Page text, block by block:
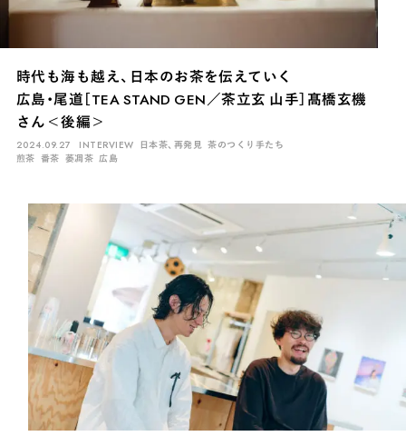
時代も海も越え、日本のお茶を伝えていく
広島・尾道［TEA STAND GEN／茶立玄 山手］髙橋玄機
さん＜後編＞
2024.09.27 INTERVIEW 日本茶、再発見 茶のつくり手たち
煎茶 番茶 萎凋茶 広島